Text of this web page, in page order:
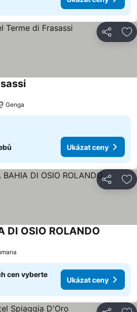
Sdílet
Genga
Ukázat ceny
Sdílet
DI OSIO ROLANDO
cen vyberte
Ukázat ceny